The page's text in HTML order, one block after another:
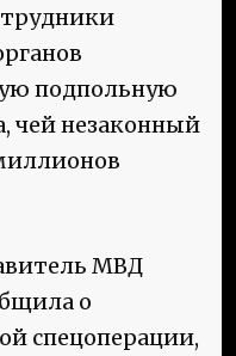
подпольную
чей незаконный
МВД
о
спецоперации,